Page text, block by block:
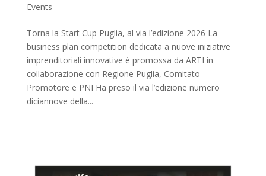
Events
Torna la Start Cup Puglia, al via l’edizione 2026 La
business plan competition dedicata a nuove iniziative
imprenditoriali innovative è promossa da ARTI in
collaborazione con Regione Puglia, Comitato
Promotore e PNI Ha preso il via l’edizione numero
diciannove della...